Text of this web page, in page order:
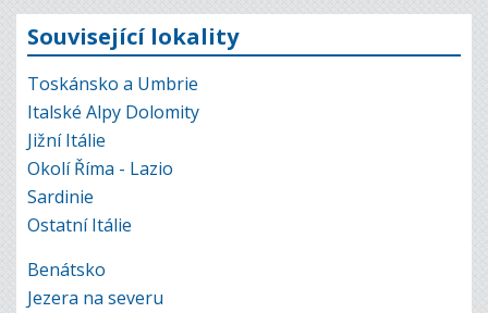
Související lokality
Toskánsko a Umbrie
Italské Alpy Dolomity
Jižní Itálie
Okolí Říma - Lazio
Sardinie
Ostatní Itálie
Benátsko
Jezera na severu